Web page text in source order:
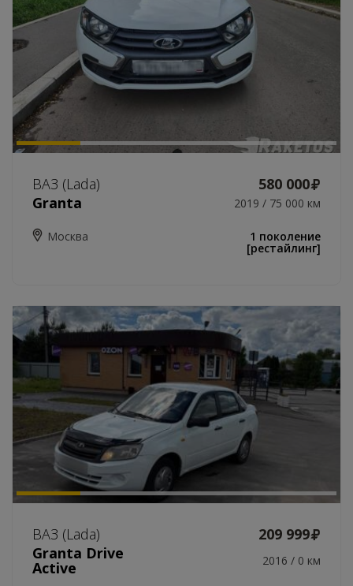
ВАЗ (Lada)
580 000
Granta
2019 / 75 000 км
Москва 1 поколение
[рестайлинг]
ВАЗ (Lada)
209 999
Granta Drive
Active 2016 / 0 км